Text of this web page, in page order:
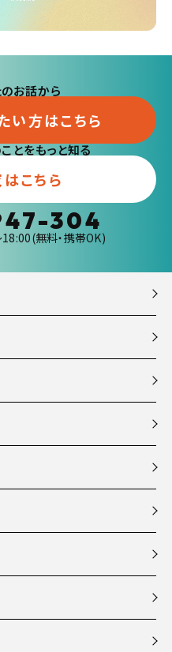
お話から
い方はこちら
とをもっと知る
はこちら
304
無料・携帯OK)